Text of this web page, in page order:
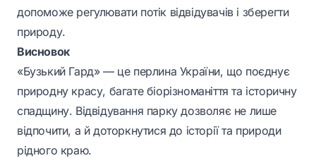
допоможе регулювати потік відвідувачів і зберегти
природу.
Висновок
«Бузький Гард» — це перлина України, що поєднує
природну красу, багате біорізноманіття та історичну
спадщину. Відвідування парку дозволяє не лише
відпочити, а й доторкнутися до історії та природи
рідного краю.